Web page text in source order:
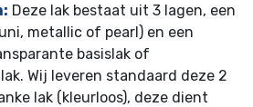
Deze lak bestaat uit 3 lagen, een
metallic of pearl) en een
basislak of
Wij leveren standaard deze 2
lak (kleurloos), deze dient